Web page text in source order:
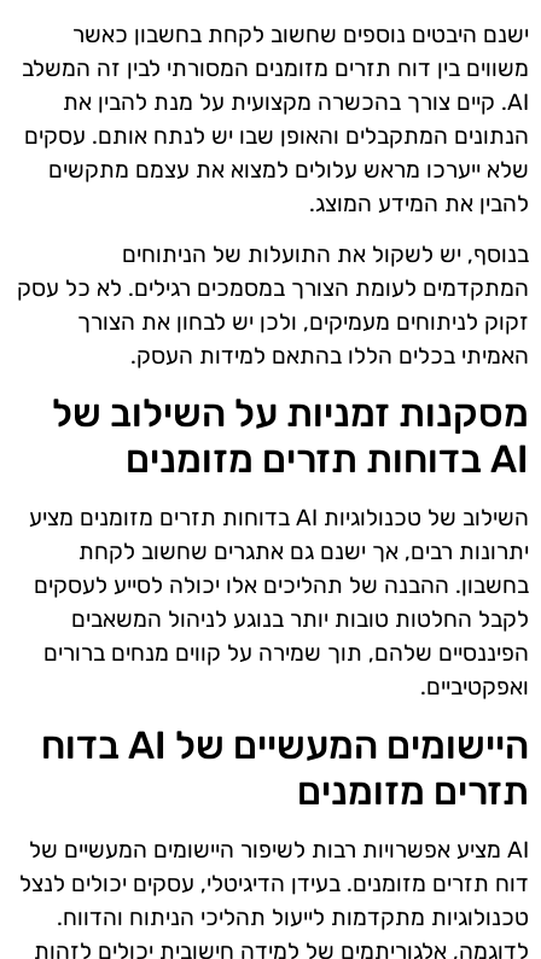
ישנם היבטים נוספים שחשוב לקחת בחשבון כאשר
משווים בין דוח תזרים מזומנים המסורתי לבין זה המשלב
AI. קיים צורך בהכשרה מקצועית על מנת להבין את
הנתונים המתקבלים והאופן שבו יש לנתח אותם. עסקים
שלא ייערכו מראש עלולים למצוא את עצמם מתקשים
להבין את המידע המוצג.
בנוסף, יש לשקול את התועלות של הניתוחים
המתקדמים לעומת הצורך במסמכים רגילים. לא כל עסק
זקוק לניתוחים מעמיקים, ולכן יש לבחון את הצורך
האמיתי בכלים הללו בהתאם למידות העסק.
מסקנות זמניות על השילוב של
AI בדוחות תזרים מזומנים
השילוב של טכנולוגיות AI בדוחות תזרים מזומנים מציע
יתרונות רבים, אך ישנם גם אתגרים שחשוב לקחת
בחשבון. ההבנה של תהליכים אלו יכולה לסייע לעסקים
לקבל החלטות טובות יותר בנוגע לניהול המשאבים
הפיננסיים שלהם, תוך שמירה על קווים מנחים ברורים
ואפקטיביים.
היישומים המעשיים של AI בדוח
תזרים מזומנים
AI מציע אפשרויות רבות לשיפור היישומים המעשיים של
דוח תזרים מזומנים. בעידן הדיגיטלי, עסקים יכולים לנצל
טכנולוגיות מתקדמות לייעול תהליכי הניתוח והדווח.
לדוגמה, אלגוריתמים של למידה חישובית יכולים לזהות